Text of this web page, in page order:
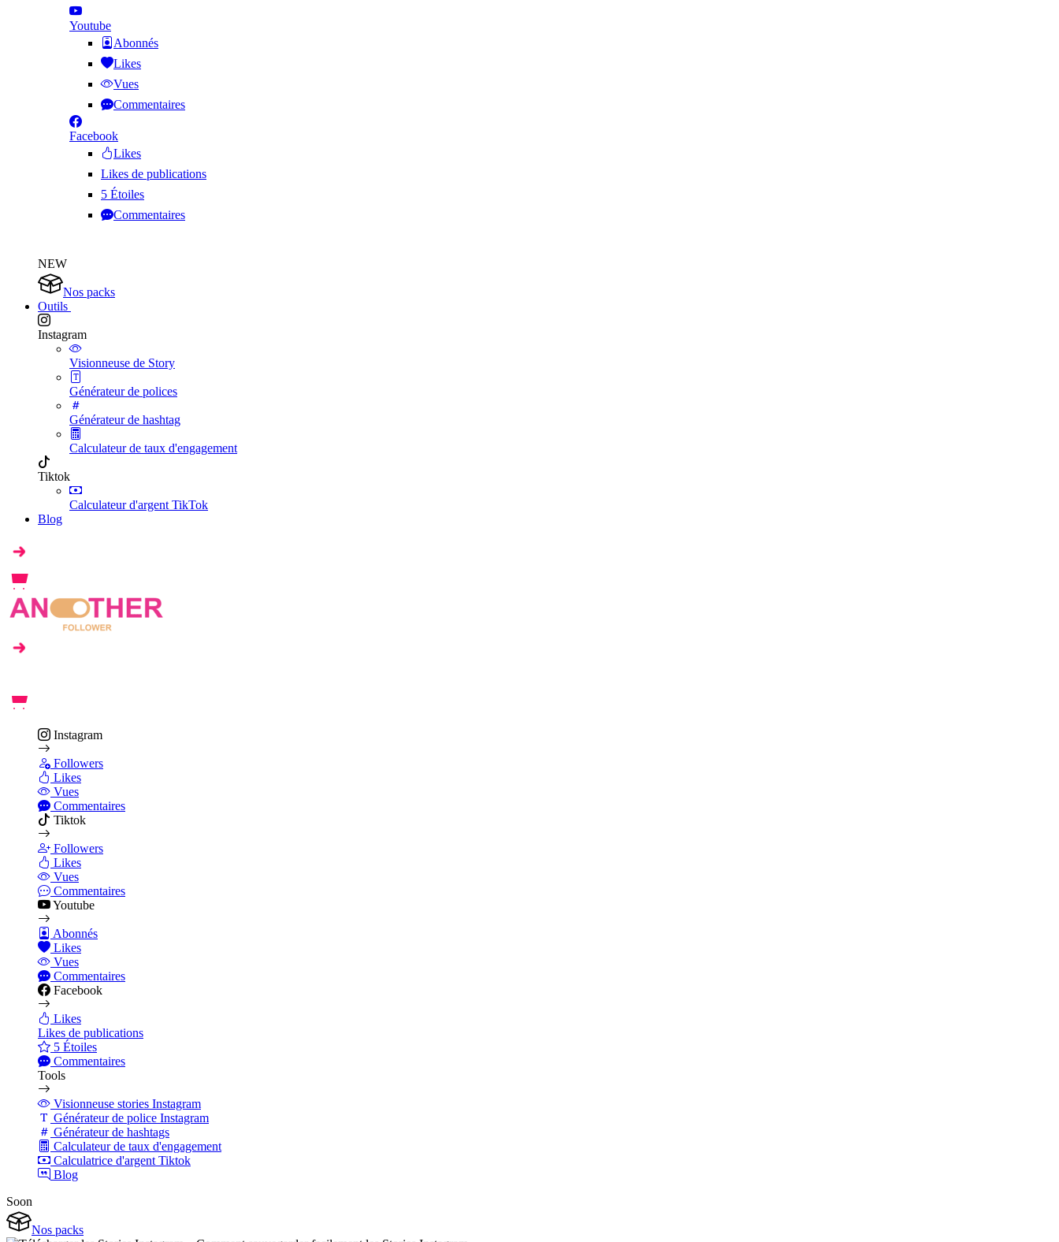
Youtube
Abonnés
Likes
Vues
Commentaires
Facebook
Likes
Likes de publications
5 Étoiles
Commentaires
NEW
Nos packs
Outils
Instagram
Visionneuse de Story
Générateur de polices
Générateur de hashtag
Calculateur de taux d'engagement
Tiktok
Calculateur d'argent TikTok
Blog
Instagram
Followers
Likes
Vues
Commentaires
Tiktok
Followers
Likes
Vues
Commentaires
Youtube
Abonnés
Likes
Vues
Commentaires
Facebook
Likes
Likes de publications
5 Étoiles
Commentaires
Tools
Visionneuse stories Instagram
Générateur de police Instagram
Générateur de hashtags
Calculateur de taux d'engagement
Calculatrice d'argent Tiktok
Blog
Soon
Nos packs